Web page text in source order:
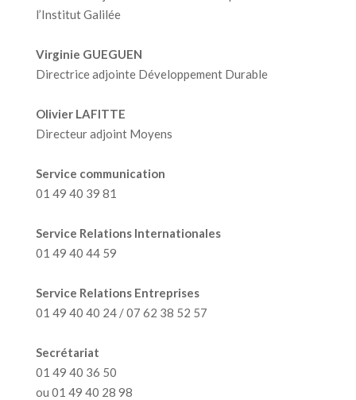
l’Institut Galilée
Virginie GUEGUEN
Directrice adjointe Développement Durable
Olivier LAFITTE
Directeur adjoint Moyens
Service communication
01 49 40 39 81
Service Relations Internationales
01 49 40 44 59
Service Relations Entreprises
01 49 40 40 24 / 07 62 38 52 57
Secrétariat
01 49 40 36 50
ou 01 49 40 28 98